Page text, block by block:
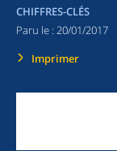
CHIFFRES-CLÉS
Paru le : 20/01/2017
Imprimer